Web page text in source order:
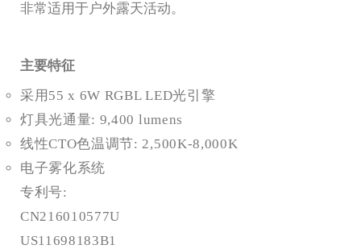
非常适用于户外露天活动。
主要特征
采用55 x 6W RGBL LED光引擎
灯具光通量: 9,400 lumens
线性CTO色温调节: 2,500K-8,000K
电子雾化系统
专利号:
CN216010577U
US11698183B1